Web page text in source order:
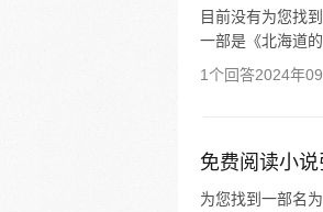
目前没有为您找
一部是《北海道
1个回答2024年
免费阅读小说
为您找到一部名